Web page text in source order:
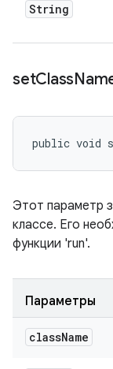
String
setClass
public void
Этот параметр
классе. Его
функции 'run'.
Параметры
className